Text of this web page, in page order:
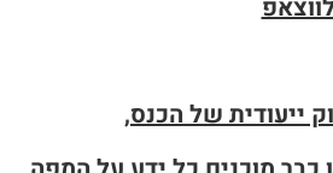
ייעודית של הכנס,